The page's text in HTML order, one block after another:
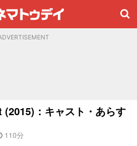
：キャスト・あらす
110分